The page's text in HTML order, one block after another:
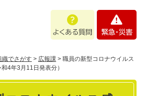
あ
問
・
織でさがす > 広報課 > 職員の新型コロナウイルス
4年3月11日発表分）